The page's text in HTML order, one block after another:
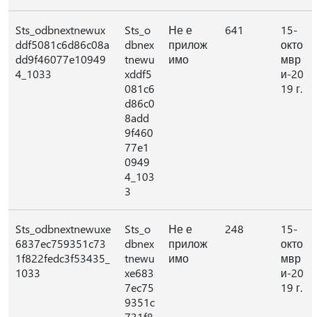
Sts_odbnextnewux
ddf5081c6d86c08a
dd9f46077e10949
4_1033
Sts_o
dbnex
tnewu
xddf5
081c6
d86c0
8add
9f460
77e1
0949
4_103
3
Не е
прилож
имо
641
15-
окто
мвр
и-20
19 г.
Sts_odbnextnewuxe
6837ec759351c73
1f822fedc3f53435_
1033
Sts_o
dbnex
tnewu
xe683
7ec75
9351c
Не е
прилож
имо
248
15-
окто
мвр
и-20
19 г.